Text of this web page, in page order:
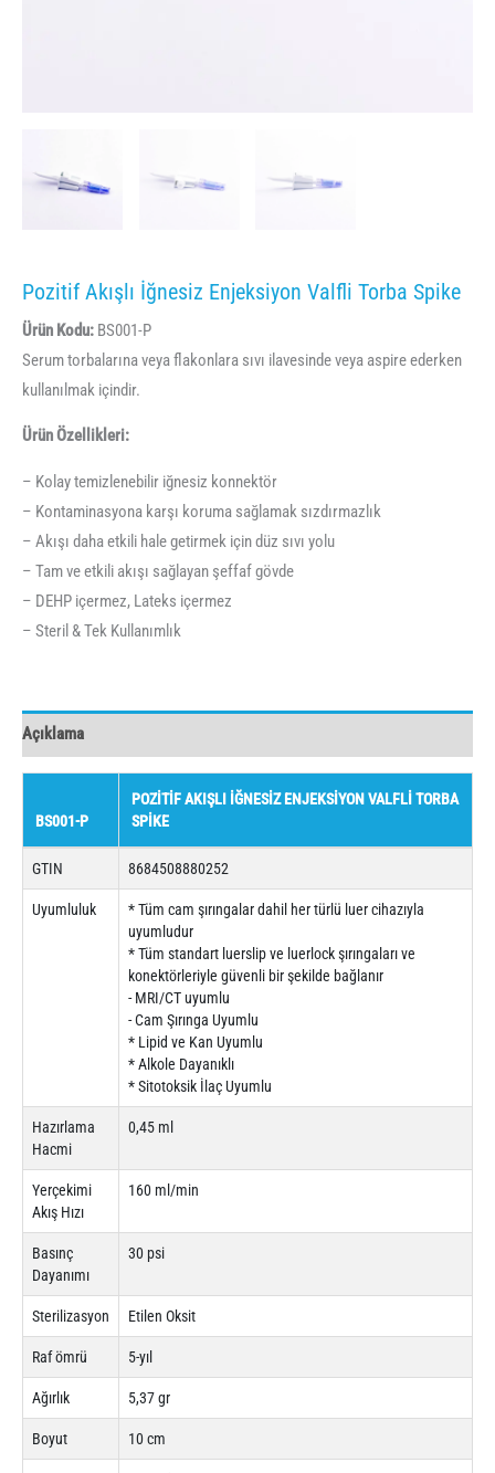
Pozitif Akışlı İğnesiz Enjeksiyon Valfli Torba Spike
Ürün Kodu: BS001-P
Serum torbalarına veya flakonlara sıvı ilavesinde veya aspire ederken
kullanılmak içindir.
Ürün Özellikleri:
– Kolay temizlenebilir iğnesiz konnektör
– Kontaminasyona karşı koruma sağlamak sızdırmazlık
– Akışı daha etkili hale getirmek için düz sıvı yolu
– Tam ve etkili akışı sağlayan şeffaf gövde
– DEHP içermez, Lateks içermez
– Steril & Tek Kullanımlık
Açıklama
BS001-P
POZİTİF AKIŞLI İĞNESİZ ENJEKSİYON VALFLİ TORBA
SPİKE
GTIN 8684508880252
Uyumluluk
* Tüm cam şırıngalar dahil her türlü luer cihazıyla
uyumludur
* Tüm standart luerslip ve luerlock şırıngaları ve
konektörleriyle güvenli bir şekilde bağlanır
- MRI/CT uyumlu
- Cam Şırınga Uyumlu
* Lipid ve Kan Uyumlu
* Alkole Dayanıklı
* Sitotoksik İlaç Uyumlu
Hazırlama
Hacmi
0,45 ml
Yerçekimi
Akış Hızı
160 ml/min
Basınç
Dayanımı
30 psi
Sterilizasyon Etilen Oksit
Raf ömrü 5-yıl
Ağırlık 5,37 gr
Boyut 10 cm